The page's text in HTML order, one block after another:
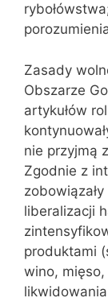
Zasady
Obszarze
artykułów
nie przyjmą
Zgodnie z
liberalizacji
produktami
wino,